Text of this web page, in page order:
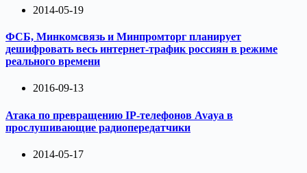
2014-05-19
ФСБ, Минкомсвязь и Минпромторг планирует
дешифровать весь интернет-трафик россиян в режиме
реального времени
2016-09-13
Атака по превращению IP-телефонов Avaya в
прослушивающие радиопередатчики
2014-05-17